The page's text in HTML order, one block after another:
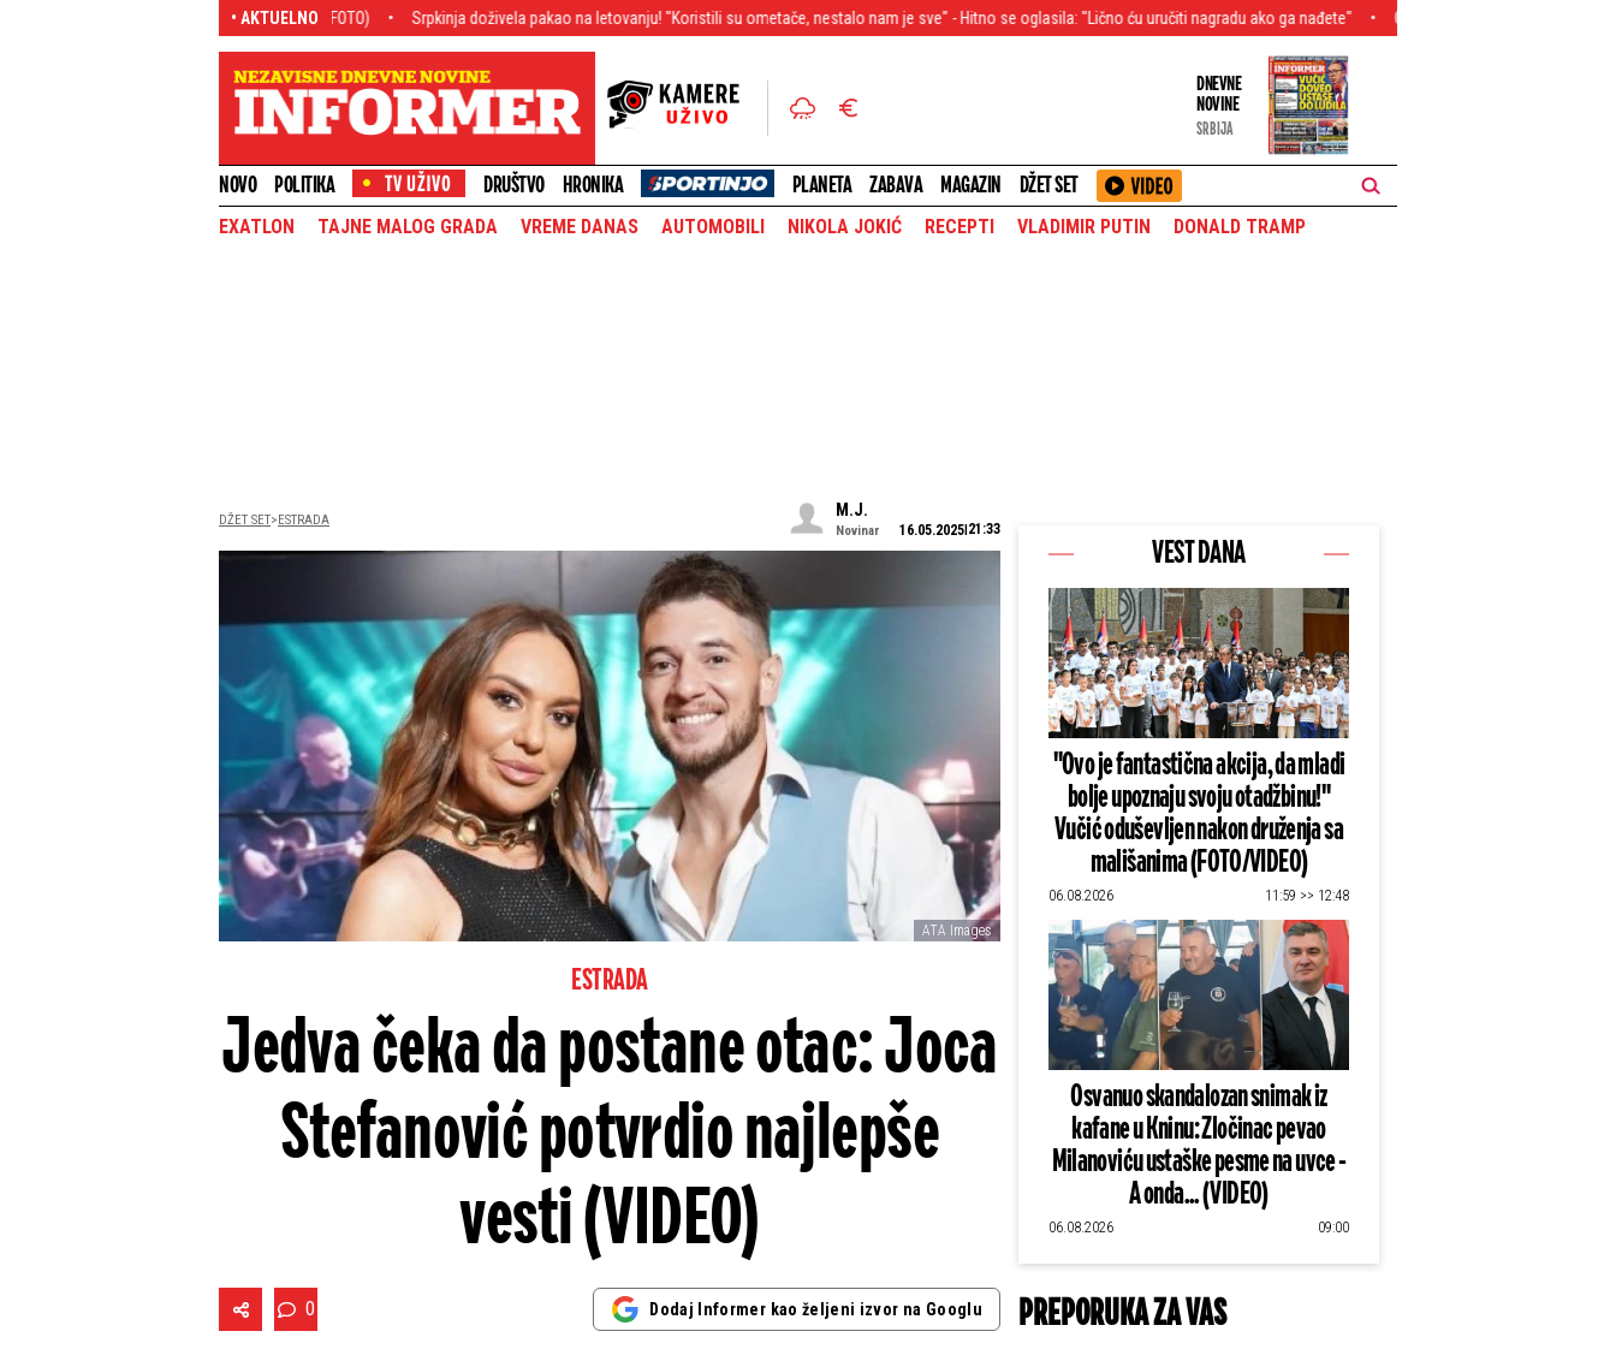
• AKTUELNO
se poznaju u nevolji! (FOTO) Srpkinja doživela pakao na letovanju! "Koristili su ometače, nestalo nam je sve" - Hitno se oglasila: "Lično ću uručiti nagradu ako ga nađete" Otkrivamo! Evo koga je oženio Sretko Kalinić -
DNEVNE
NOVINE
SRBIJA
NOVO POLITIKA DRUŠTVO HRONIKA PLANETA ZABAVA MAGAZIN DŽET SET
EXATLON TAJNE MALOG GRADA VREME DANAS AUTOMOBILI NIKOLA JOKIĆ RECEPTI VLADIMIR PUTIN DONALD TRAMP
DŽET SET ESTRADA
M.J.
Novinar 16.05.2025 21:33
ATA Images
ESTRADA
Jedva čeka da postane otac: Joca
Stefanović potvrdio najlepše
vesti (VIDEO)
0 Dodaj Informer kao željeni izvor na Googlu
VEST DANA
"Ovo je fantastična akcija, da mladi
bolje upoznaju svoju otadžbinu!"
Vučić oduševljen nakon druženja sa
mališanima (FOTO/VIDEO)
06.08.2026 11:59 >> 12:48
Osvanuo skandalozan snimak iz
kafane u Kninu: Zločinac pevao
Milanoviću ustaške pesme na uvce -
A onda... (VIDEO)
06.08.2026 09:00
PREPORUKA ZA VAS